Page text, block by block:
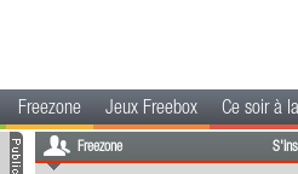
Freezone Jeux Freebox Ce soir à
Freezone